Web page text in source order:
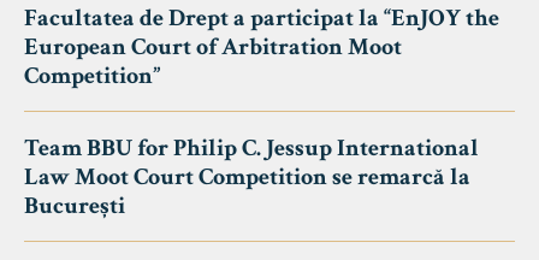
Facultatea de Drept a participat la “EnJOY the
European Court of Arbitration Moot
Competition”
Team BBU for Philip C. Jessup International
Law Moot Court Competition se remarcă la
București